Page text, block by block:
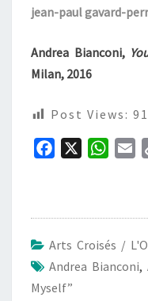
jean-paul gavard-
Andrea Bianconi,
Milan, 2016
Post Views: 91
o
o
k
W
A
p
Arts Croisés /
Andrea Bianconi,
Myself”